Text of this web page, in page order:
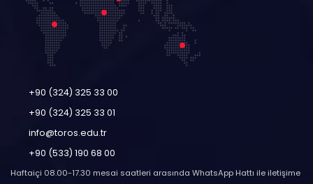
+90 (324) 325 33 00
+90 (324) 325 33 01
info@toros.edu.tr
+90 (533) 190 68 00
Haftaiçi 08.00-17.30 mesai saatleri arasında WhatsApp Hattı ile iletişime